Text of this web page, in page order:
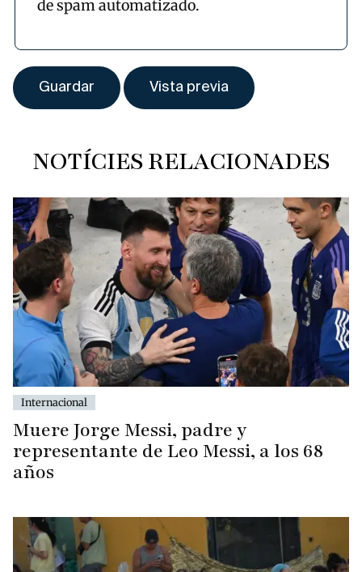
de spam automatizado.
NOTÍCIES RELACIONADES
Internacional
Muere Jorge Messi, padre y
representante de Leo Messi, a los 68
años